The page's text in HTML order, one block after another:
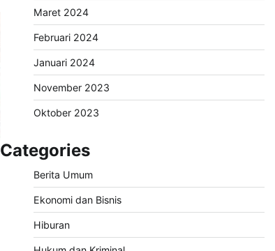
Maret 2024
Februari 2024
Januari 2024
November 2023
Oktober 2023
Categories
Berita Umum
Ekonomi dan Bisnis
Hiburan